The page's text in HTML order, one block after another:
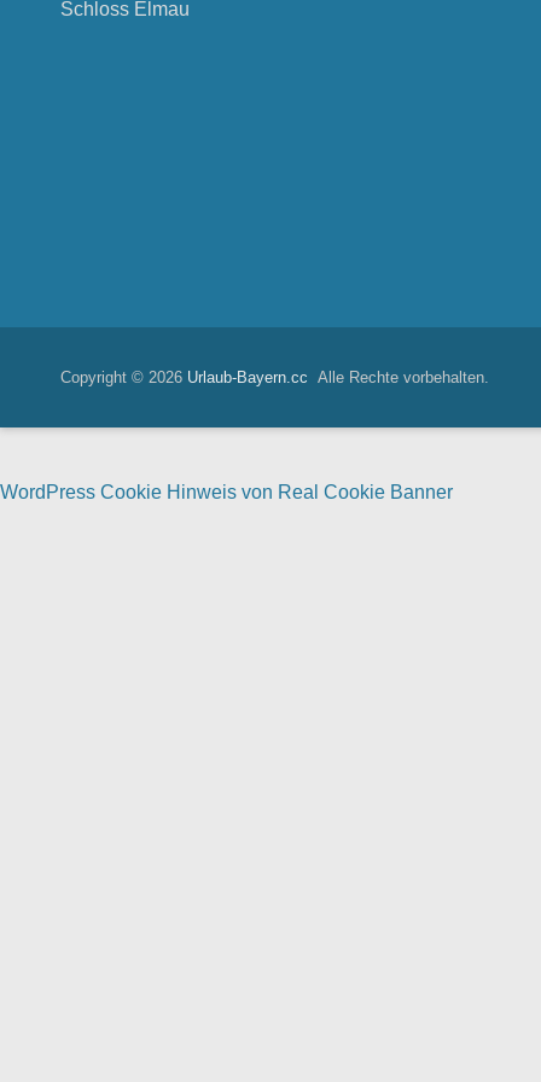
Schloss Elmau
Copyright © 2026 Urlaub-Bayern.cc Alle Rechte vorbehalten.
WordPress Cookie Hinweis von Real Cookie Banner